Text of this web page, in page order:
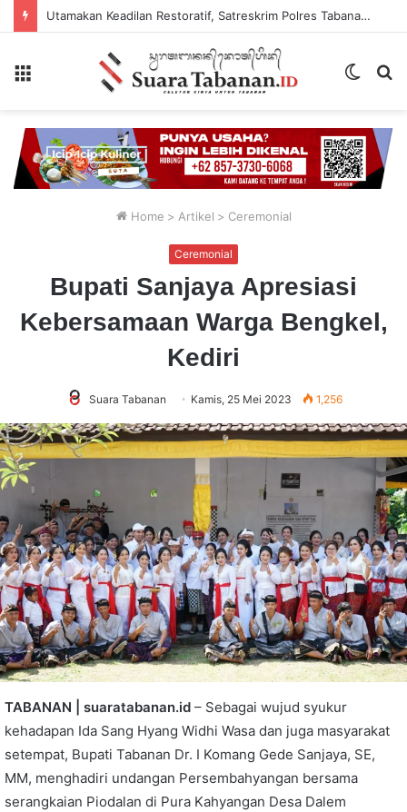
Utamakan Keadilan Restoratif, Satreskrim Polres Tabanan Gelar Perkara Kasus Penganiayaan Anak
Switch
Home > Artikel > Ceremonial
Ceremonial
Bupati Sanjaya Apresiasi
Kebersamaan Warga Bengkel,
Kediri
Suara Tabanan Kamis, 25 Mei 2023 1,256
TABANAN | suaratabanan.id – Sebagai wujud syukur
kehadapan Ida Sang Hyang Widhi Wasa dan juga masyarakat
setempat, Bupati Tabanan Dr. I Komang Gede Sanjaya, SE,
MM, menghadiri undangan Persembahyangan bersama
serangkaian Piodalan di Pura Kahyangan Desa Dalem